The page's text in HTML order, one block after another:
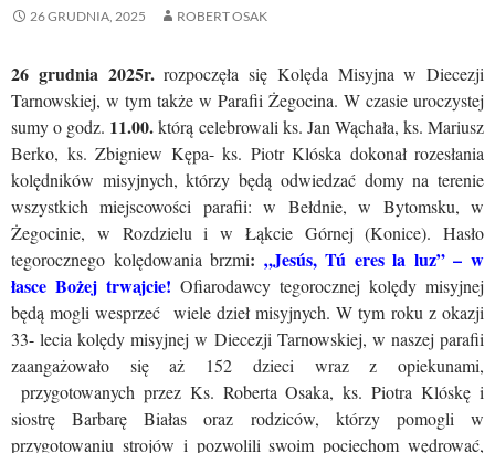
26 GRUDNIA, 2025 ROBERT OSAK
26 grudnia 2025r.rozpoczęła się Kolęda Misyjna w Diecezji
Tarnowskiej, w tym także w Parafii Żegocina. W czasie uroczystej
sumy o godz. 11.00.którą celebrowali ks. Jan Wąchała, ks. Mariusz
Berko, ks. Zbigniew Kępa- ks. Piotr Klóska dokonał rozesłania
kolędników misyjnych, którzy będą odwiedzać domy na terenie
wszystkich miejscowości parafii: w Bełdnie, w Bytomsku, w
Żegocinie, w Rozdzielu i w Łąkcie Górnej (Konice). Hasło
tegorocznego kolędowania brzmi: „Jesús, Tú eres la luz” – w
łasce Bożej trwajcie! Ofiarodawcy tegorocznej kolędy misyjnej
będą mogli wesprzeć wiele dzieł misyjnych. W tym roku z okazji
33- lecia kolędy misyjnej w Diecezji Tarnowskiej, w naszej parafii
zaangażowało się aż 152 dzieci wraz z opiekunami,
przygotowanych przez Ks. Roberta Osaka, ks. Piotra Klóskę i
siostrę Barbarę Białas oraz rodziców, którzy pomogli w
przygotowaniu strojów i pozwolili swoim pociechom wędrować,